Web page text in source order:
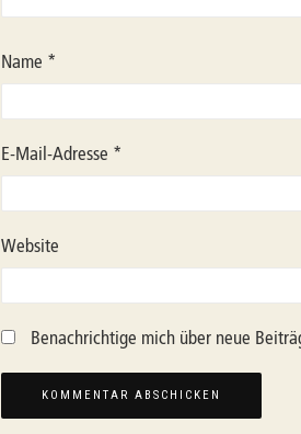
Name *
E-Mail-Adresse *
Website
Benachrichtige mich über neue